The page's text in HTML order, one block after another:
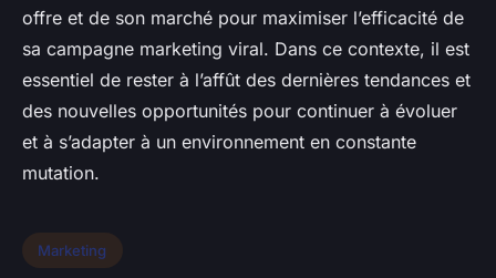
offre et de son marché pour maximiser l’efficacité de
sa campagne marketing viral. Dans ce contexte, il est
essentiel de rester à l’affût des dernières tendances et
des nouvelles opportunités pour continuer à évoluer
et à s’adapter à un environnement en constante
mutation.
Marketing